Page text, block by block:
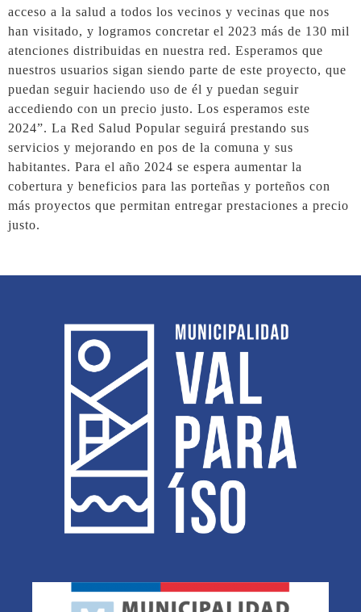
acceso a la salud a todos los vecinos y vecinas que nos
han visitado, y logramos concretar el 2023 más de 130 mil
atenciones distribuidas en nuestra red. Esperamos que
nuestros usuarios sigan siendo parte de este proyecto, que
puedan seguir haciendo uso de él y puedan seguir
accediendo con un precio justo. Los esperamos este
2024”. La Red Salud Popular seguirá prestando sus
servicios y mejorando en pos de la comuna y sus
habitantes. Para el año 2024 se espera aumentar la
cobertura y beneficios para las porteñas y porteños con
más proyectos que permitan entregar prestaciones a precio
justo.